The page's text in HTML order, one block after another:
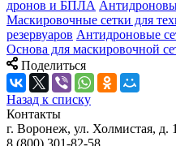
дронов и БПЛА
Маскировочные сетки для
резервуаров Антидроновые
Основа для маскировочной
Поделиться
Назад к списку
Контакты
г. Воронеж, ул. Холмистая, д.